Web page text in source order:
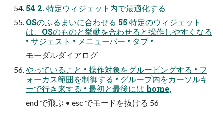
54 2. 特定ウィジェット内で最適化する
OSのふるまいに合わせる 55 特定のウィジェット
は、OSのものと挙動を合わせると操作しやすくなる
• サジェスト • メニューバー • タブ •
モーダルダイアログ
やっていること • 操作対象をグルーピングする • フ
ォーカス範囲を制御する • グループ内をカーソルキ
ーで行き来する • 最初と最後には home,
end で飛ぶ • esc でモードを抜ける 56